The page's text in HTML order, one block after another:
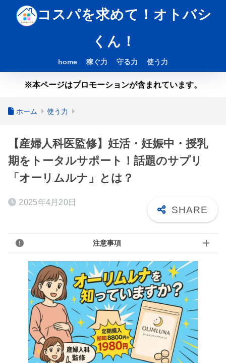
コスパを求めて！オトバシ
くん！
home 稼ぐ力 守る力 使う力
※本ページはプロモーションが含まれています。
ホーム 使う力
【産婦人科医監修】妊活・妊娠中・授乳
期をトータルサポート！話題のサプリ
「オーリムルナ」とは？
2025年4月20日
注意事項